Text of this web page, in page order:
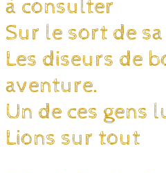
à consulter
Sur le sort de
Les diseurs de
aventure.
Un de ces gens
Lions sur tout